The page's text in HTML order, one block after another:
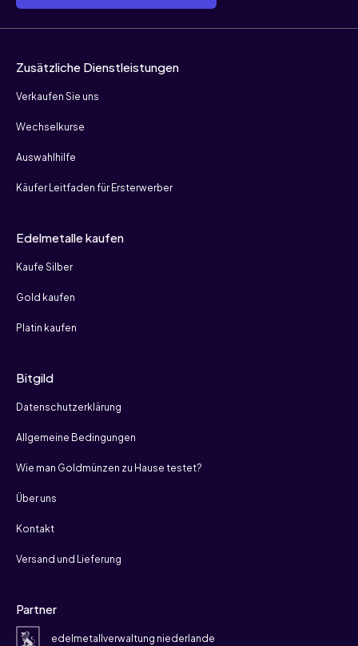
Zusätzliche Dienstleistungen
Verkaufen Sie uns
Wechselkurse
Auswahlhilfe
Käufer Leitfaden für Ersterwerber
Edelmetalle kaufen
Kaufe Silber
Gold kaufen
Platin kaufen
Bitgild
Datenschutzerklärung
Allgemeine Bedingungen
Wie man Goldmünzen zu Hause testet?
Über uns
Kontakt
Versand und Lieferung
Partner
edelmetallverwaltung niederlande